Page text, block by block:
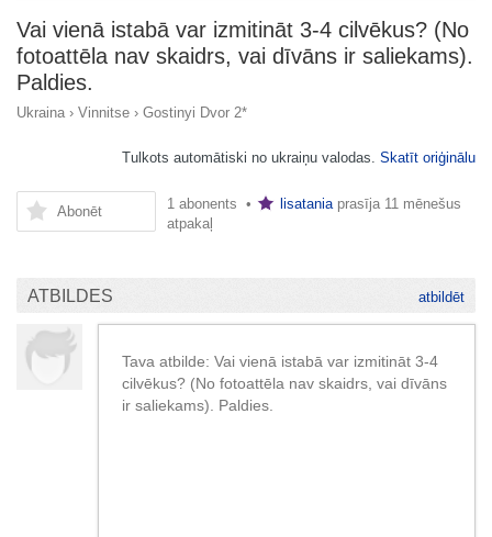
Vai vienā istabā var izmitināt 3-4 cilvēkus? (No
fotoattēla nav skaidrs, vai dīvāns ir saliekams).
Paldies.
Ukraina › Vinnitse › Gostinyi Dvor 2*
Tulkots automātiski no ukraiņu valodas. Skatīt oriģinālu
Abonēt 1 abonents • lisatania prasīja 11 mēnešus
atpakaļ
ATBILDES atbildēt